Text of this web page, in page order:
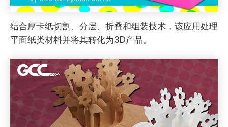
结合厚卡纸切割、分层、折叠和组装技术，该应用处理
平面纸类材料并将其转化为3D产品。